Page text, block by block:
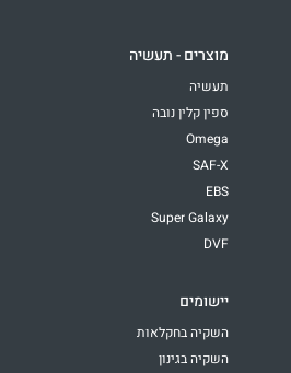
מוצרים - תעשיה
תעשיה
ספין קלין נובה
Omega
SAF-X
EBS
Super Galaxy
DVF
יישומים
השקיה בחקלאות
השקיה בגינון